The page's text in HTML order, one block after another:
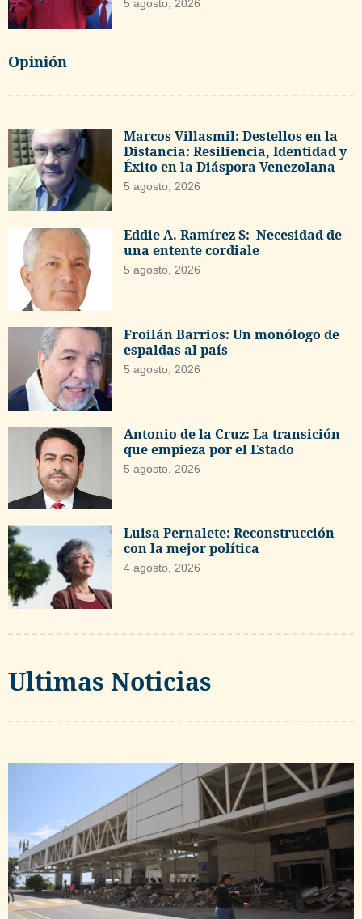
5 agosto, 2026
Opinión
Marcos Villasmil: Destellos en la
Distancia: Resiliencia, Identidad y
Éxito en la Diáspora Venezolana
5 agosto, 2026
Eddie A. Ramírez S: Necesidad de
una entente cordiale
5 agosto, 2026
Froilán Barrios: Un monólogo de
espaldas al país
5 agosto, 2026
Antonio de la Cruz: La transición
que empieza por el Estado
5 agosto, 2026
Luisa Pernalete: Reconstrucción
con la mejor política
4 agosto, 2026
Ultimas Noticias